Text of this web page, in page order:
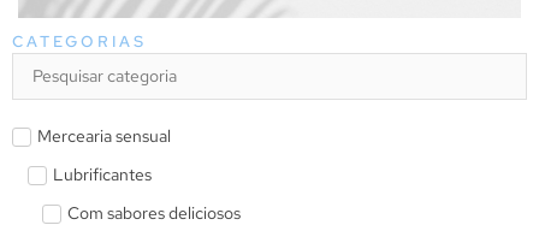
CATEGORIAS
Mercearia sensual
Lubrificantes
Com sabores deliciosos